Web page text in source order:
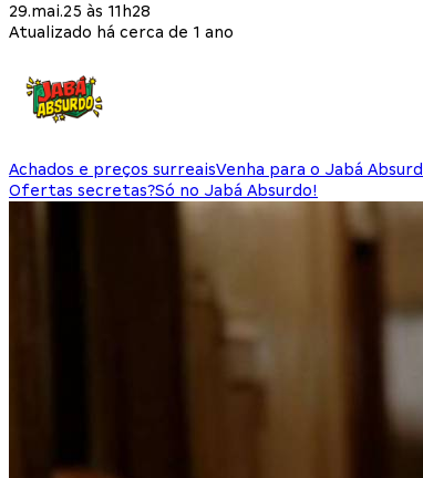
29.mai.25 às 11h28
Atualizado há cerca de 1 ano
Achados e preços surreaisVenha para o Jabá
Ofertas secretas?Só no Jabá Absurdo!